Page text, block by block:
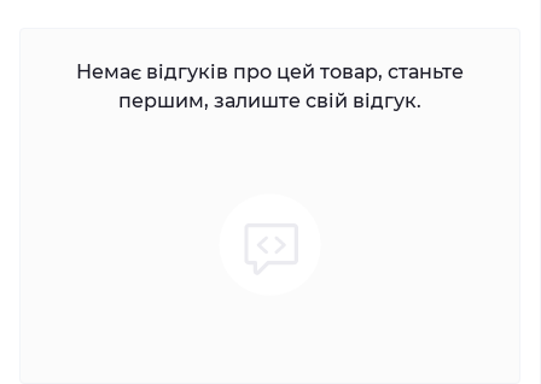
Немає відгуків про цей товар, станьте
першим, залиште свій відгук.